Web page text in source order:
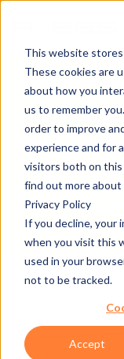
This website
These cookies are
about how you
us to remember
order to improve
experience and for
visitors both on
find out more
Privacy Policy
If you decline, your
when you visit this
used in your
not to be tracked.
Accept
AX500 SMART
TURNSTILE
UNSERE
SKIREGIONEN &